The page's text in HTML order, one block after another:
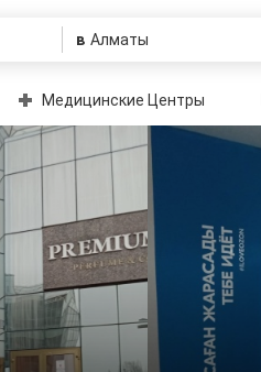
в
Медицинские Центры